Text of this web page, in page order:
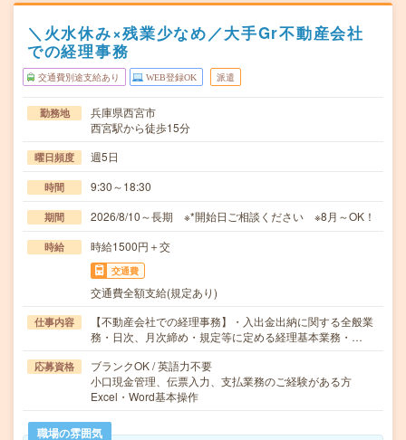
＼火水休み×残業少なめ／大手Gr不動産会社
での経理事務
交通費別途支給あり WEB登録OK 派遣
勤務地
兵庫県西宮市
西宮駅から徒歩15分
曜日頻度 週5日
時間 9:30～18:30
期間 2026/8/10～長期 ※*開始日ご相談ください ※8月～OK！
時給 時給1500円＋交
交通費
交通費全額支給(規定あり)
仕事内容
【不動産会社での経理事務】・入出金出納に関する全般業
務・日次、月次締め・規定等に定める経理基本業務・…
応募資格
ブランクOK / 英語力不要
小口現金管理、伝票入力、支払業務のご経験がある方
Excel・Word基本操作
職場の雰囲気